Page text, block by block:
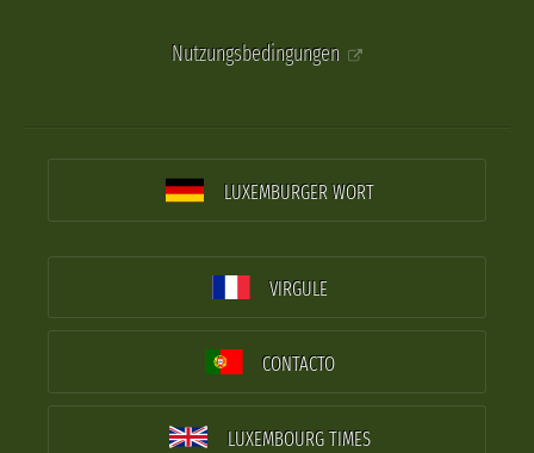
Nutzungsbedingungen
LUXEMBURGER WORT
VIRGULE
CONTACTO
LUXEMBOURG TIMES